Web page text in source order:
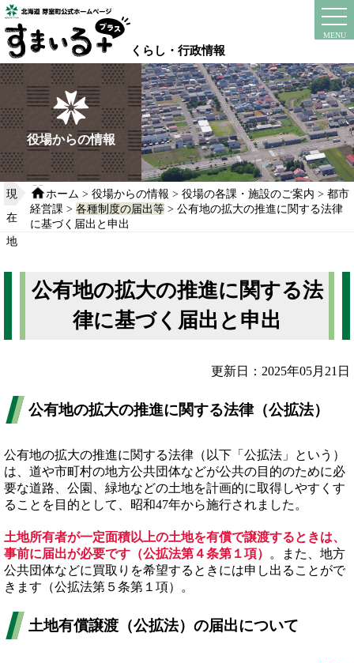
本
文
へ
移
動
る
くらし・行政情報
MENU
instagram
役場からの情報
現
在
地
ホーム >役場からの情報 >役場の各課・施設のご案内 >都市
経営課 >各種制度の届出等 > 公有地の拡大の推進に関する法律
に基づく届出と申出
公有地の拡大の推進に関する法
律に基づく届出と申出
更新日：2025年05月21日
公有地の拡大の推進に関する法律（公拡法）
公有地の拡大の推進に関する法律（以下「公拡法」という）
は、道や市町村の地方公共団体などが公共の目的のために必
要な道路、公園、緑地などの土地を計画的に取得しやすくす
ることを目的として、昭和47年から施行されました。
土地所有者が一定面積以上の土地を有償で譲渡するときは、
事前に届出が必要です（公拡法第４条第１項）
。また、地方
公共団体などに買取りを希望するときには申し出ることがで
きます（公拡法第５条第１項）。
土地有償譲渡（公拡法）の届出について